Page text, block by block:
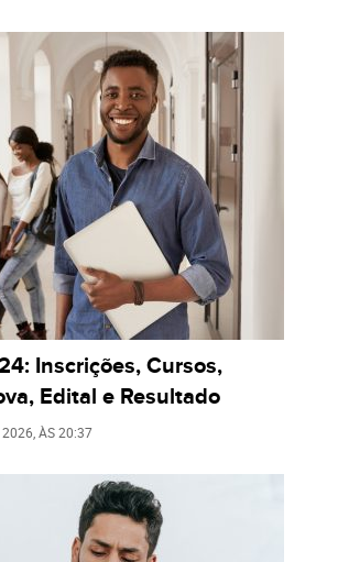
Inscrições, Cursos,
Edital e Resultado
2026 , ÀS20:37